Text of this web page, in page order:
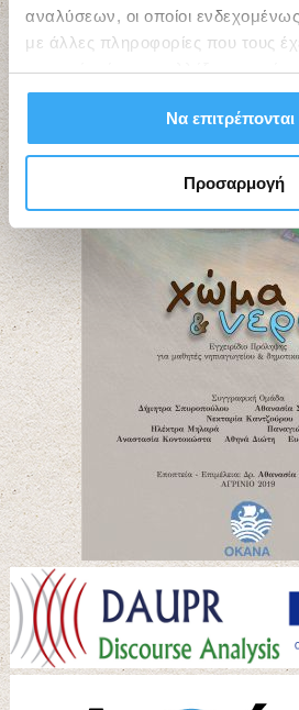
αναλύσεων, οι οποίοι
με άλλες πληροφορίες που τους
τις οποίες έχουν συλλέξει σε
σας χρήση των υπηρεσιών τους.
Να
Προσαρμογή